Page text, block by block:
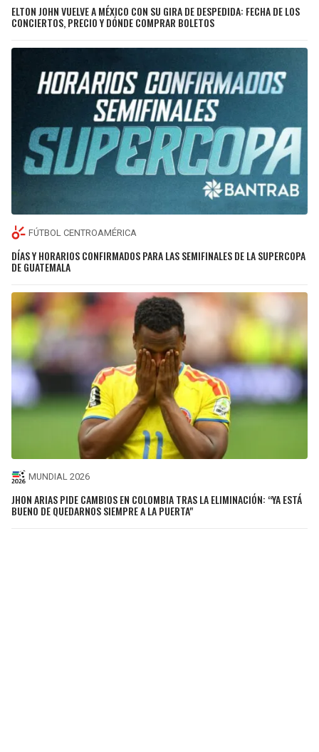
ELTON JOHN VUELVE A MÉXICO CON SU GIRA DE DESPEDIDA: FECHA DE LOS
CONCIERTOS, PRECIO Y DÓNDE COMPRAR BOLETOS
FÚTBOL CENTROAMÉRICA
DÍAS Y HORARIOS CONFIRMADOS PARA LAS SEMIFINALES DE LA SUPERCOPA
DE GUATEMALA
MUNDIAL 2026
JHON ARIAS PIDE CAMBIOS EN COLOMBIA TRAS LA ELIMINACIÓN: “YA ESTÁ
BUENO DE QUEDARNOS SIEMPRE A LA PUERTA"